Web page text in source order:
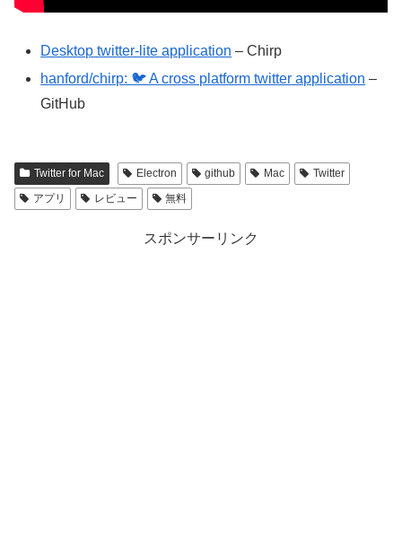
Desktop twitter-lite application – Chirp
hanford/chirp: 🐦 A cross platform twitter application –
GitHub
Twitter for Mac Electron github Mac
Twitter
アプリ
レビュー 無料
スポンサーリンク